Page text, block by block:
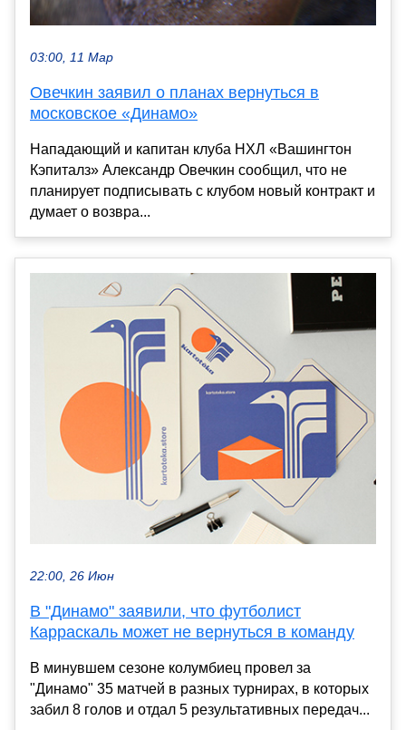
03:00, 11 Мар
Овечкин заявил о планах вернуться в
московское «Динамо»
Нападающий и капитан клуба НХЛ «Вашингтон
Кэпиталз» Александр Овечкин сообщил, что не
планирует подписывать с клубом новый контракт и
думает о возвра...
22:00, 26 Июн
В "Динамо" заявили, что футболист
Карраскаль может не вернуться в команду
В минувшем сезоне колумбиец провел за
"Динамо" 35 матчей в разных турнирах, в которых
забил 8 голов и отдал 5 результативных передач...